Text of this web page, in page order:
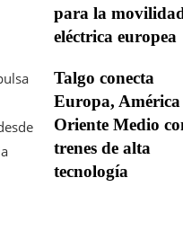
para la
eléctrica europea
Talgo conecta
Europa,
Oriente Medio
trenes de alta
tecnología